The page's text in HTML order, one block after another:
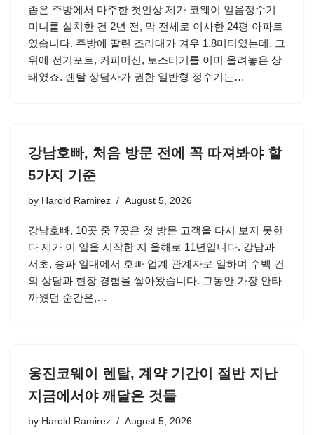
좁은 주방에서 마주한 첫인상 제가 코웨이 얼음정수기
미니를 설치한 건 2년 전, 막 전세로 이사한 24평 아파트
였습니다. 주방에 딸린 조리대가 겨우 1.8미터였는데, 그
위에 전기포트, 커피머신, 토스터기를 이미 올려놓은 상
태였죠. 렌탈 상담사가 권한 일반형 정수기는…
강남호빠, 처음 방문 전에 꼭 따져봐야 할
5가지 기준
by Harold Ramirez August 5, 2026
강남호빠, 10곳 중 7곳은 첫 방문 고객을 다시 보지 못한
다 제가 이 일을 시작한 지 올해로 11년입니다. 강남과
서초, 송파 일대에서 호빠 업계 관계자로 일하며 수백 건
의 상담과 현장 경험을 쌓아왔습니다. 그동안 가장 안타
까웠던 순간은,…
웅진코웨이 렌탈, 계약 기간이 절반 지난
지금에서야 깨달은 것들
by Harold Ramirez August 5, 2026